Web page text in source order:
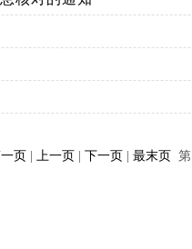
页 上一页 下一页 最末页 第